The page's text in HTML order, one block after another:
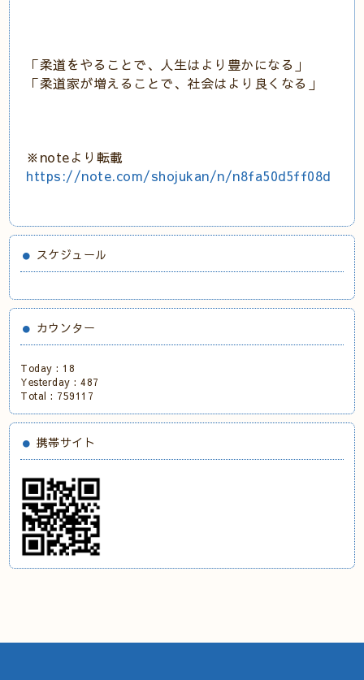
「柔道をやることで、人生はより豊かになる」
「柔道家が増えることで、社会はより良くなる」
※noteより転載
https://note.com/shojukan/n/n8fa50d5ff08d
スケジュール
カウンター
Today : 18
Yesterday :487
Total : 759117
携帯サイト